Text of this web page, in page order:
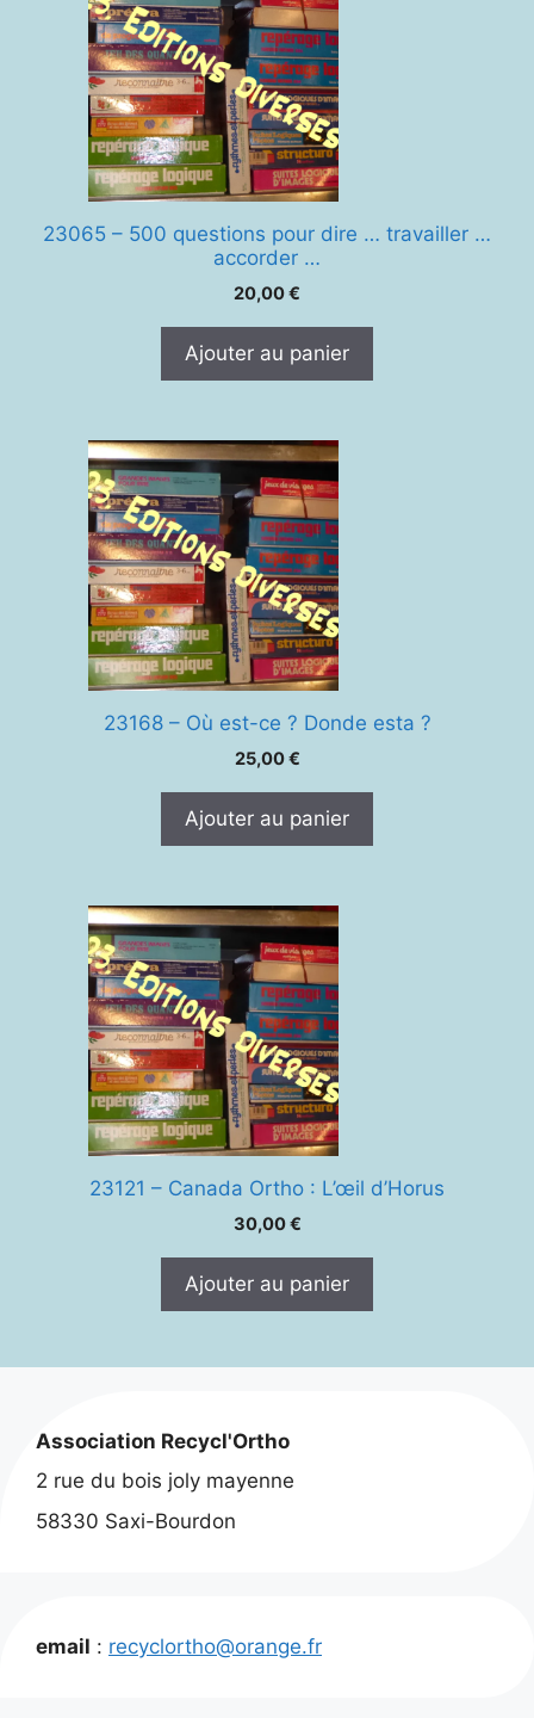
23065 – 500 questions pour dire … travailler …
accorder …
20,00€
Ajouter au panier
23168 – Où est-ce ? Donde esta ?
25,00€
Ajouter au panier
23121 – Canada Ortho : L’œil d’Horus
30,00€
Ajouter au panier
Association Recycl'Ortho
2 rue du bois joly mayenne
58330 Saxi-Bourdon
email : recyclortho@orange.fr